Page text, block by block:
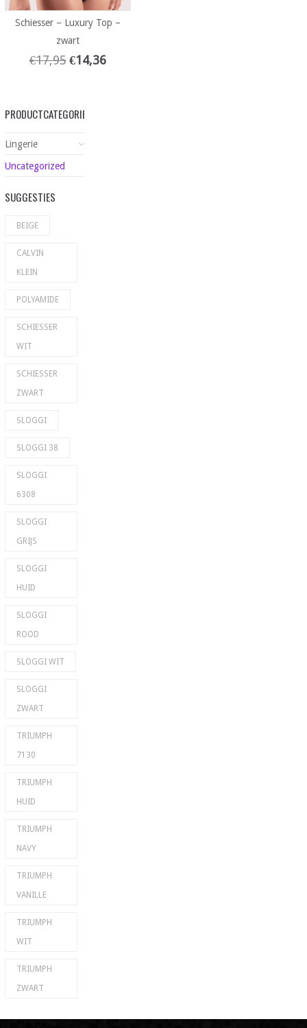
Schiesser – Luxury Top –
zwart
€17,95 €14,36
PRODUCTCATEGORIEËN
Lingerie
Uncategorized
SUGGESTIES
BEIGE
CALVIN
KLEIN
POLYAMIDE
SCHIESSER
WIT
SCHIESSER
ZWART
SLOGGI
SLOGGI 38
SLOGGI
6308
SLOGGI
GRIJS
SLOGGI
HUID
SLOGGI
ROOD
SLOGGI WIT
SLOGGI
ZWART
TRIUMPH
7130
TRIUMPH
HUID
TRIUMPH
NAVY
TRIUMPH
VANILLE
TRIUMPH
WIT
TRIUMPH
ZWART